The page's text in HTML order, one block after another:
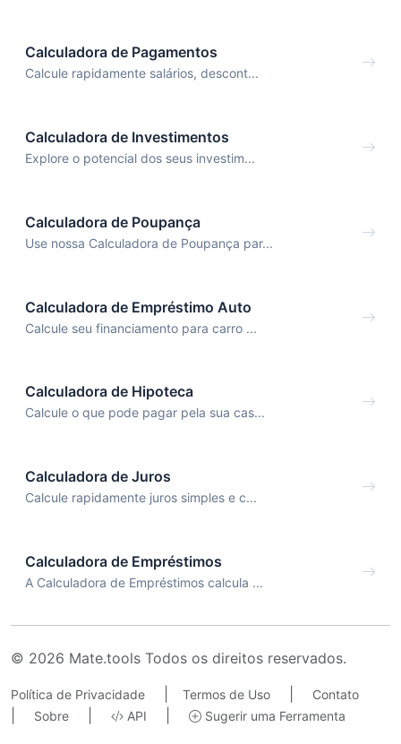
Calculadora de Pagamentos
Calcule rapidamente salários, descont...
Calculadora de Investimentos
Explore o potencial dos seus investim...
Calculadora de Poupança
Use nossa Calculadora de Poupança par...
Calculadora de Empréstimo Auto
Calcule seu financiamento para carro ...
Calculadora de Hipoteca
Calcule o que pode pagar pela sua cas...
Calculadora de Juros
Calcule rapidamente juros simples e c...
Calculadora de Empréstimos
A Calculadora de Empréstimos calcula ...
© 2026 Mate.tools Todos os direitos reservados.
Política de Privacidade Termos de Uso Contato
Sobre API Sugerir uma Ferramenta